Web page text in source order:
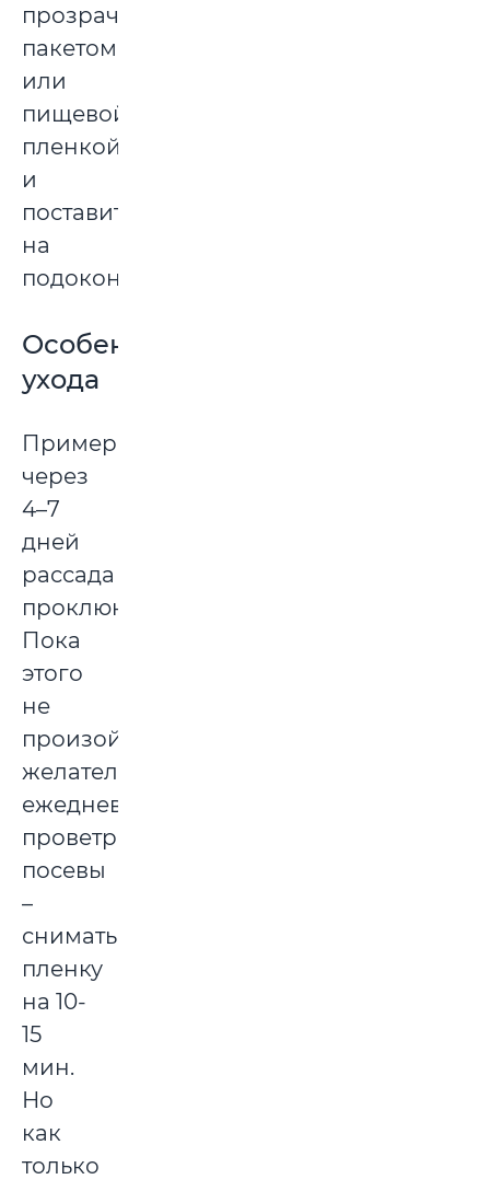
прозрачным
пакетом
или
пищевой
пленкой
и
поставить
на
подоконник.
Особенности
ухода
Примерно
через
4–7
дней
рассада
проклюнется.
Пока
этого
не
произойдет,
желательно
ежедневно
проветривать
посевы
–
снимать
пленку
на 10-
15
мин.
Но
как
только